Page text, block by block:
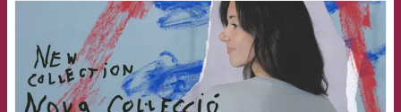
FCB Barcelona badge